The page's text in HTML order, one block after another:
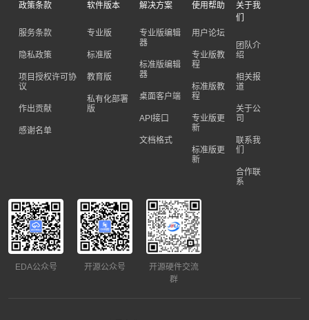
政策条款
服务条款
隐私政策
项目授权许可协
议
作出贡献
感谢名单
软件版本
专业版
标准版
教育版
私有化部署
版
解决方案
专业版编辑
器
标准版编辑
器
桌面客户端
API接口
文档格式
使用帮助
用户论坛
专业版教
程
标准版教
程
专业版更
新
标准版更
新
关于我
们
团队介
绍
相关报
道
关于公
司
联系我
们
合作联
系
EDA公众号 开源公众号
开源硬件交流
群